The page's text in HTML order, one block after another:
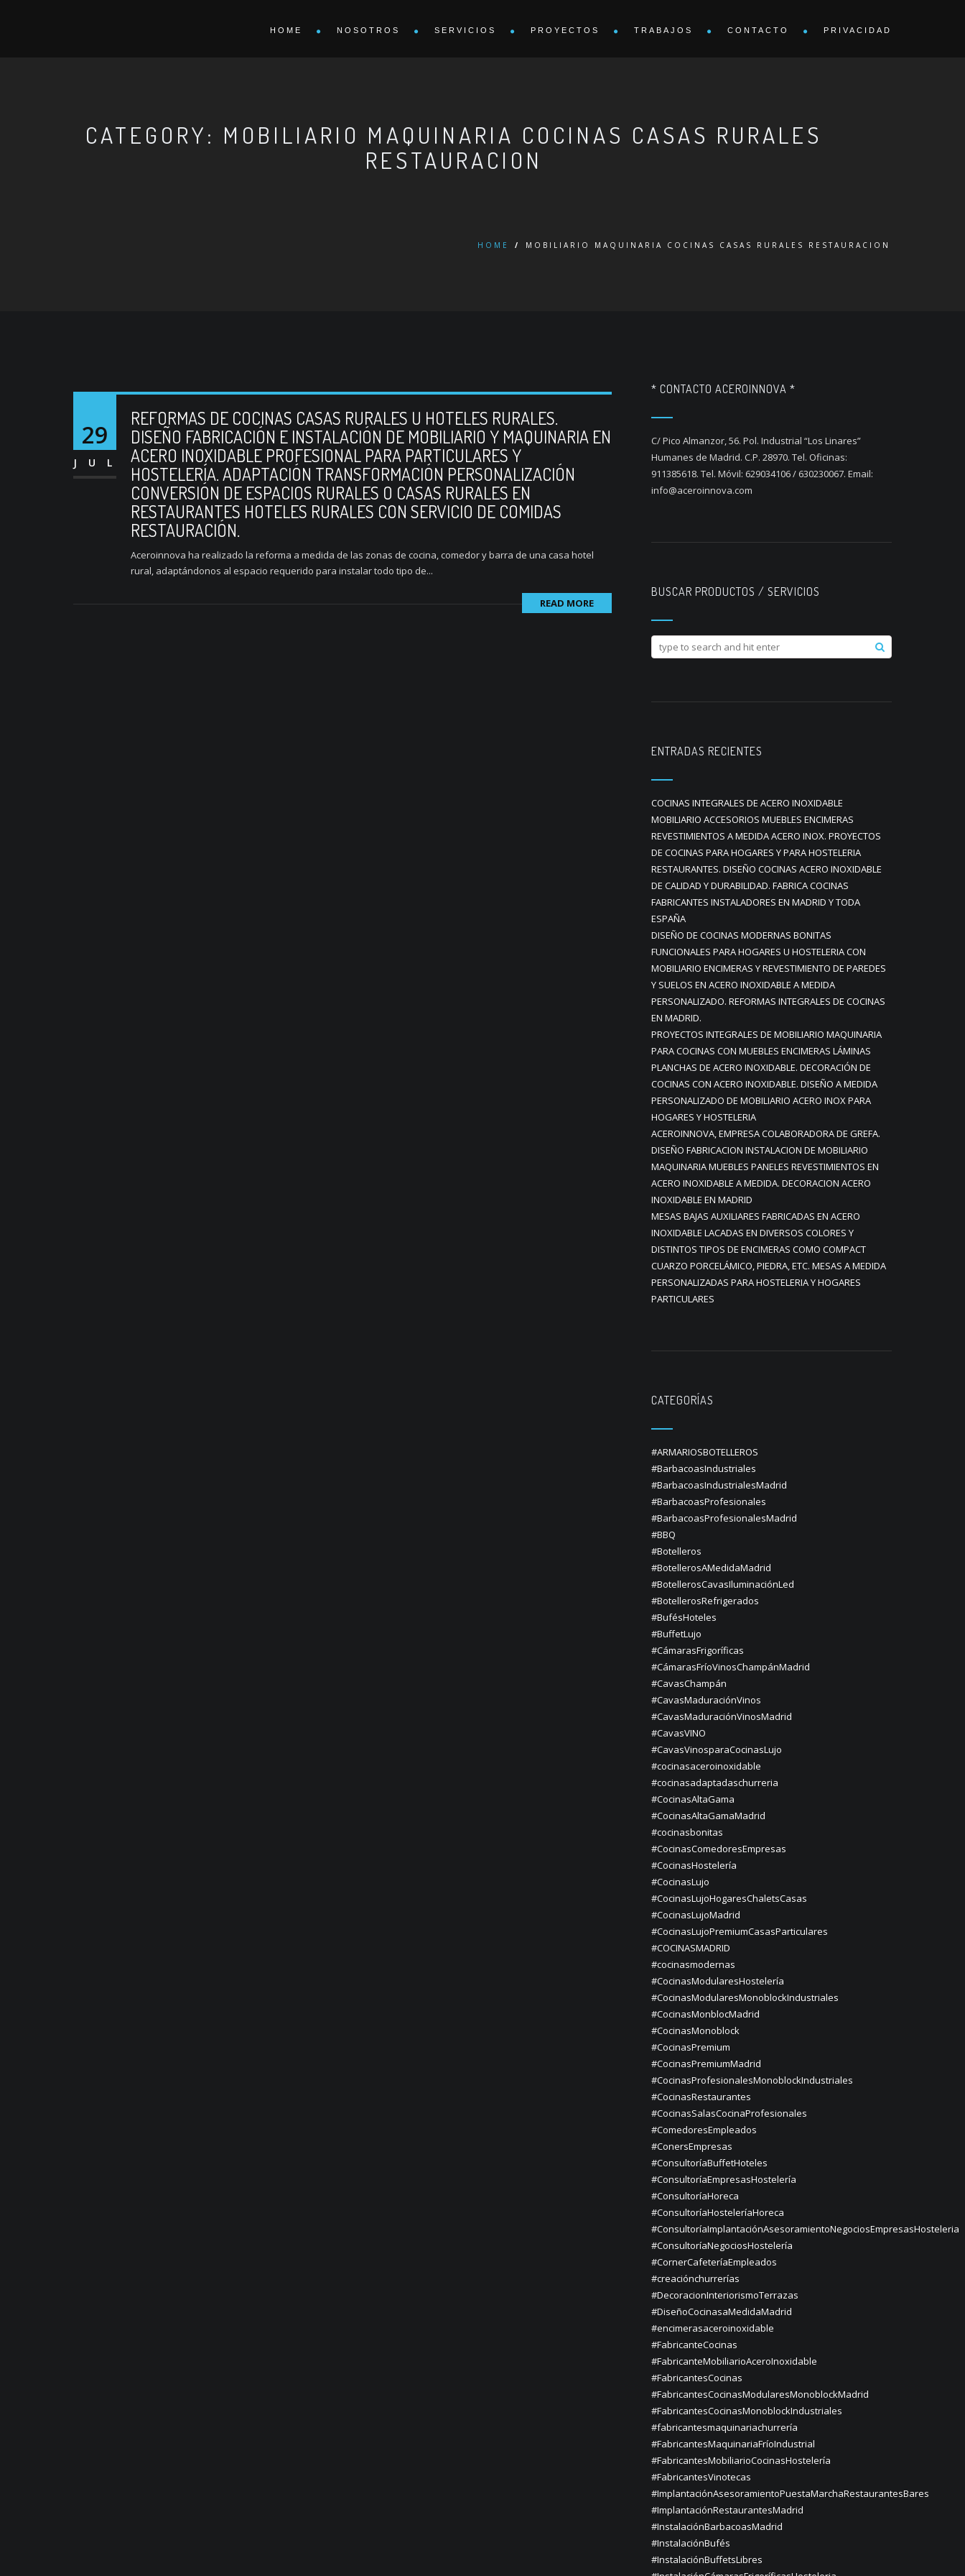
HOME NOSOTROS SERVICIOS PROYECTOS TRABAJOS CONTACTO PRIVACIDAD
CATEGORY: MOBILIARIO MAQUINARIA COCINAS CASAS RURALES
RESTAURACION
HOME / MOBILIARIO MAQUINARIA COCINAS CASAS RURALES RESTAURACION
29
JUL
REFORMAS DE COCINAS CASAS RURALES U HOTELES RURALES.
DISEÑO FABRICACIÓN E INSTALACIÓN DE MOBILIARIO Y MAQUINARIA EN
ACERO INOXIDABLE PROFESIONAL PARA PARTICULARES Y
HOSTELERÍA. ADAPTACIÓN TRANSFORMACIÓN PERSONALIZACIÓN
CONVERSIÓN DE ESPACIOS RURALES O CASAS RURALES EN
RESTAURANTES HOTELES RURALES CON SERVICIO DE COMIDAS
RESTAURACIÓN.
Aceroinnova ha realizado la reforma a medida de las zonas de cocina, comedor y barra de una casa hotel
rural, adaptándonos al espacio requerido para instalar todo tipo de...
READ MORE
* CONTACTO ACEROINNOVA *
C/ Pico Almanzor, 56. Pol. Industrial “Los Linares”
Humanes de Madrid. C.P. 28970. Tel. Oficinas:
911385618. Tel. Móvil: 629034106 / 630230067. Email:
info@aceroinnova.com
BUSCAR PRODUCTOS / SERVICIOS
ENTRADAS RECIENTES
COCINAS INTEGRALES DE ACERO INOXIDABLE
MOBILIARIO ACCESORIOS MUEBLES ENCIMERAS
REVESTIMIENTOS A MEDIDA ACERO INOX. PROYECTOS
DE COCINAS PARA HOGARES Y PARA HOSTELERIA
RESTAURANTES. DISEÑO COCINAS ACERO INOXIDABLE
DE CALIDAD Y DURABILIDAD. FABRICA COCINAS
FABRICANTES INSTALADORES EN MADRID Y TODA
ESPAÑA
DISEÑO DE COCINAS MODERNAS BONITAS
FUNCIONALES PARA HOGARES U HOSTELERIA CON
MOBILIARIO ENCIMERAS Y REVESTIMIENTO DE PAREDES
Y SUELOS EN ACERO INOXIDABLE A MEDIDA
PERSONALIZADO. REFORMAS INTEGRALES DE COCINAS
EN MADRID.
PROYECTOS INTEGRALES DE MOBILIARIO MAQUINARIA
PARA COCINAS CON MUEBLES ENCIMERAS LÁMINAS
PLANCHAS DE ACERO INOXIDABLE. DECORACIÓN DE
COCINAS CON ACERO INOXIDABLE. DISEÑO A MEDIDA
PERSONALIZADO DE MOBILIARIO ACERO INOX PARA
HOGARES Y HOSTELERIA
ACEROINNOVA, EMPRESA COLABORADORA DE GREFA.
DISEÑO FABRICACION INSTALACION DE MOBILIARIO
MAQUINARIA MUEBLES PANELES REVESTIMIENTOS EN
ACERO INOXIDABLE A MEDIDA. DECORACION ACERO
INOXIDABLE EN MADRID
MESAS BAJAS AUXILIARES FABRICADAS EN ACERO
INOXIDABLE LACADAS EN DIVERSOS COLORES Y
DISTINTOS TIPOS DE ENCIMERAS COMO COMPACT
CUARZO PORCELÁMICO, PIEDRA, ETC. MESAS A MEDIDA
PERSONALIZADAS PARA HOSTELERIA Y HOGARES
PARTICULARES
CATEGORÍAS
#ARMARIOSBOTELLEROS
#BarbacoasIndustriales
#BarbacoasIndustrialesMadrid
#BarbacoasProfesionales
#BarbacoasProfesionalesMadrid
#BBQ
#Botelleros
#BotellerosAMedidaMadrid
#BotellerosCavasIluminaciónLed
#BotellerosRefrigerados
#BufésHoteles
#BuffetLujo
#CámarasFrigoríficas
#CámarasFríoVinosChampánMadrid
#CavasChampán
#CavasMaduraciónVinos
#CavasMaduraciónVinosMadrid
#CavasVINO
#CavasVinosparaCocinasLujo
#cocinasaceroinoxidable
#cocinasadaptadaschurreria
#CocinasAltaGama
#CocinasAltaGamaMadrid
#cocinasbonitas
#CocinasComedoresEmpresas
#CocinasHostelería
#CocinasLujo
#CocinasLujoHogaresChaletsCasas
#CocinasLujoMadrid
#CocinasLujoPremiumCasasParticulares
#COCINASMADRID
#cocinasmodernas
#CocinasModularesHostelería
#CocinasModularesMonoblockIndustriales
#CocinasMonblocMadrid
#CocinasMonoblock
#CocinasPremium
#CocinasPremiumMadrid
#CocinasProfesionalesMonoblockIndustriales
#CocinasRestaurantes
#CocinasSalasCocinaProfesionales
#ComedoresEmpleados
#ConersEmpresas
#ConsultoríaBuffetHoteles
#ConsultoríaEmpresasHostelería
#ConsultoríaHoreca
#ConsultoríaHosteleríaHoreca
#ConsultoríaImplantaciónAsesoramientoNegociosEmpresasHosteleria
#ConsultoríaNegociosHostelería
#CornerCafeteríaEmpleados
#creaciónchurrerías
#DecoracionInteriorismoTerrazas
#DiseñoCocinasaMedidaMadrid
#encimerasaceroinoxidable
#FabricanteCocinas
#FabricanteMobiliarioAceroInoxidable
#FabricantesCocinas
#FabricantesCocinasModularesMonoblockMadrid
#FabricantesCocinasMonoblockIndustriales
#fabricantesmaquinariachurrería
#FabricantesMaquinariaFríoIndustrial
#FabricantesMobiliarioCocinasHostelería
#FabricantesVinotecas
#ImplantaciónAsesoramientoPuestaMarchaRestaurantesBares
#ImplantaciónRestaurantesMadrid
#InstalaciónBarbacoasMadrid
#InstalaciónBufés
#InstalaciónBuffetsLibres